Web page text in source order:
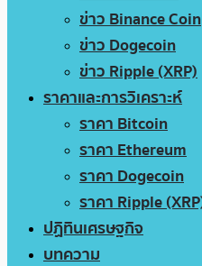
ข่าว Binance Coin
ข่าว Dogecoin
ข่าว Ripple (XRP)
ราคาและการวิเคราะห์
ราคา Bitcoin
ราคา Ethereum
ราคา Dogecoin
ราคา Ripple
ปฏิทินเศรษฐกิจ
บทความ